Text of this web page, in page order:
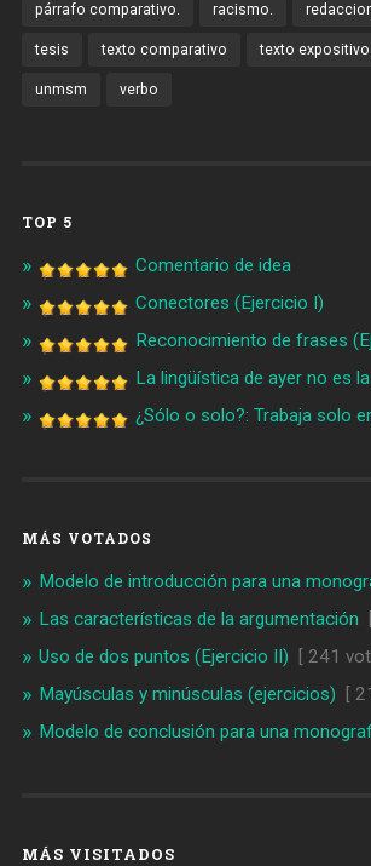
párrafo comparativo. racismo.
tesis texto comparativo texto expositivo.
unmsm verbo
TOP 5
Comentario de idea
Conectores (Ejercicio I)
Reconocimiento de frases
La lingüística de ayer no es
¿Sólo o solo?: Trabaja solo
MÁS VOTADOS
Modelo de introducción para una
Las características de la argumentación
Uso de dos puntos (Ejercicio II) [ 241
Mayúsculas y minúsculas (ejercicios) [
Modelo de conclusión para una
MÁS VISITADOS